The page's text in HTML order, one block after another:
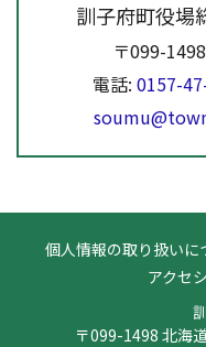
訓子府町役場
〒099-
電話:0157-
個人情報の取り扱いに
アクセ
〒099-1498 北海